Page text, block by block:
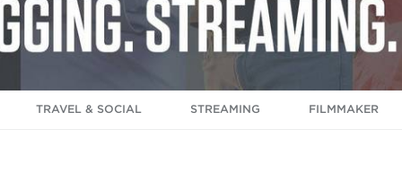
TRAVEL & SOCIAL STREAMING FILMMAKER